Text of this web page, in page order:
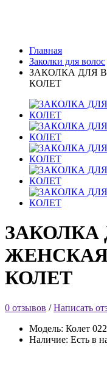
Главная
Заколки для волос
ЗАКОЛКА ДЛЯ
КОЛЕТ
ЗАКОЛКА
КОЛЕТ
0 отзывов /Написать
Модель: Колет
Наличие: Есть в